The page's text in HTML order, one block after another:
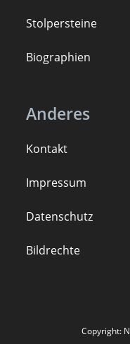
Stolpersteine
Biographien
Anderes
Kontakt
Impressum
Datenschutz
Bildrechte
Copyright: